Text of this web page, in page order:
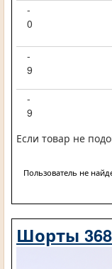
-
0
-
9
-
9
Если товар не
Пользователь не
Шорты